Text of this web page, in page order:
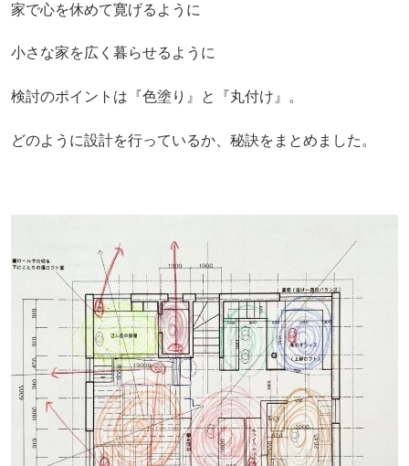
家で心を休めて寛げるように
小さな家を広く暮らせるように
検討のポイントは『色塗り』と『丸付け』。
どのように設計を行っているか、秘訣をまとめました。